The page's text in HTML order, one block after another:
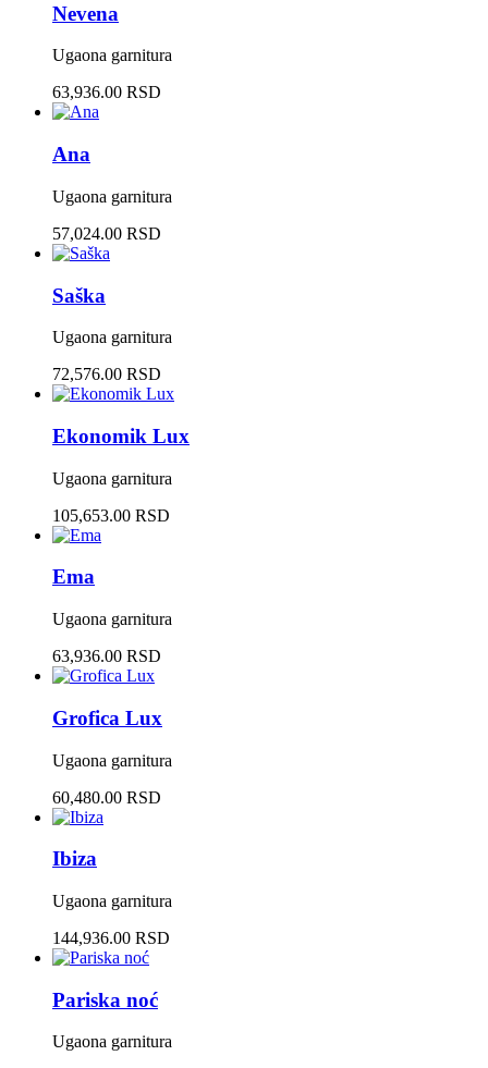
Nevena
Ugaona garnitura
63,936.00 RSD
Ana
Ugaona garnitura
57,024.00 RSD
Saška
Ugaona garnitura
72,576.00 RSD
Ekonomik Lux
Ugaona garnitura
105,653.00 RSD
Ema
Ugaona garnitura
63,936.00 RSD
Grofica Lux
Ugaona garnitura
60,480.00 RSD
Ibiza
Ugaona garnitura
144,936.00 RSD
Pariska noć
Ugaona garnitura